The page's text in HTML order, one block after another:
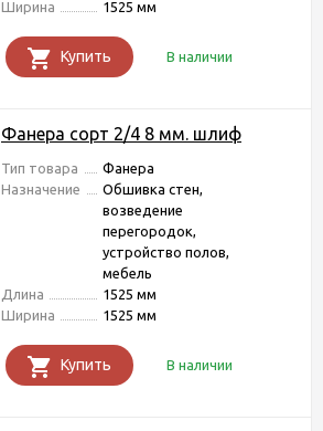
Ширина
1525 мм
Купить В наличии
Фанера сорт 2/4 8 мм. шлиф
Тип товара
Фанера
Назначение
Обшивка стен,
возведение
перегородок,
устройство полов,
мебель
Длина
1525 мм
Ширина
1525 мм
Купить В наличии